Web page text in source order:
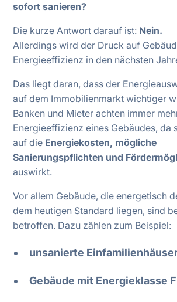
sofort sanieren?
Die kurze Antwort darauf ist: Nein.
Allerdings wird der Druck auf
Energieeffizienz in den nächsten
Das liegt daran, dass der
auf dem Immobilienmarkt wichtiger
Banken und Mieter achten immer
Energieeffizienz eines Gebäudes, da
auf die Energiekosten, mögliche
Sanierungspflichten und
auswirkt.
Vor allem Gebäude, die energetisch
dem heutigen Standard liegen, sind
betroffen. Dazu zählen zum Beispiel:
unsanierte
Gebäude mit Energieklasse